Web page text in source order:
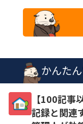
かんた
【100記事
記録と関連